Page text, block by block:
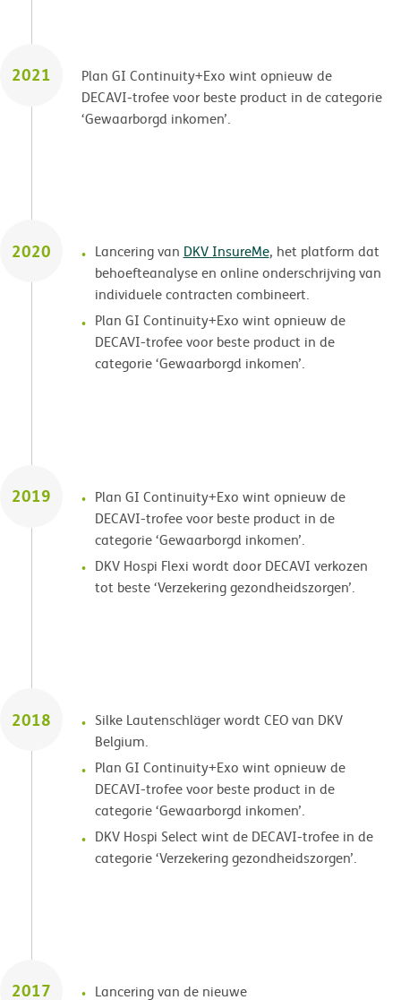
2021
Plan GI Continuity+Exo wint opnieuw de
DECAVI-trofee voor beste product in de categorie
‘Gewaarborgd inkomen’.
2020 Lancering van DKV InsureMe, het platform dat
behoefteanalyse en online onderschrijving van
individuele contracten combineert.
Plan GI Continuity+Exo wint opnieuw de
DECAVI-trofee voor beste product in de
categorie ‘Gewaarborgd inkomen’.
2019
Plan GI Continuity+Exo wint opnieuw de
DECAVI-trofee voor beste product in de
categorie ‘Gewaarborgd inkomen’.
DKV Hospi Flexi wordt door DECAVI verkozen
tot beste ‘Verzekering gezondheidszorgen’.
2018
Silke Lautenschläger wordt CEO van DKV
Belgium.
Plan GI Continuity+Exo wint opnieuw de
DECAVI-trofee voor beste product in de
categorie ‘Gewaarborgd inkomen’.
DKV Hospi Select wint de DECAVI-trofee in de
categorie ‘Verzekering gezondheidszorgen’.
2017 Lancering van de nieuwe